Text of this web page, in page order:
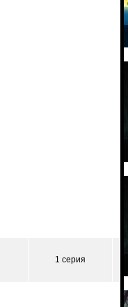
1 серия